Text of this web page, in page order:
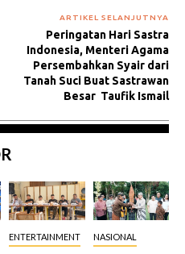
ARTIKEL SELANJUTNYA
Peringatan Hari Sastra
Indonesia, Menteri Agama
Persembahkan Syair dari
Tanah Suci Buat Sastrawan
Besar Taufik Ismail
ENTERTAINMENT NASIONAL